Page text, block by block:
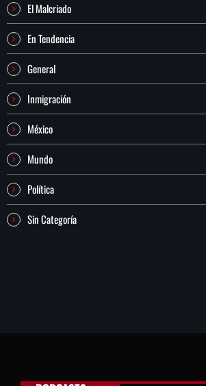
El Malcriado
En Tendencia
General
Inmigración
México
Mundo
Política
Sin Categoría